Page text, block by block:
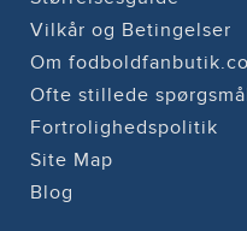
Vilkår og Betingelser
Om
Ofte stillede
Fortrolighedspolitik
Site Map
Blog